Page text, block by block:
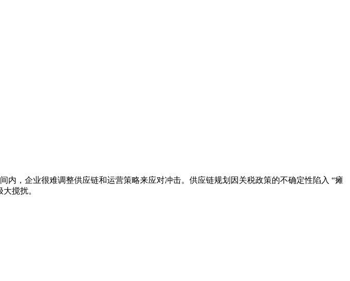
，企业很难调整供应链和运营策略来应对冲击。供应链规划因关税政策的不确定性陷入 “瘫
搅扰。